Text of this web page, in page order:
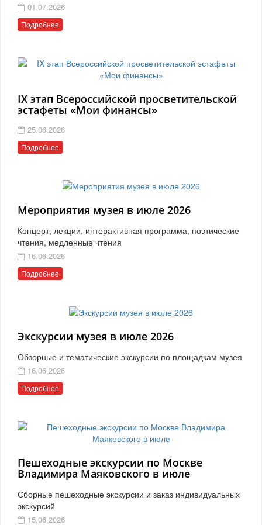
01.07.2026
Подробнее
IX этап Всероссийской просветительской
эстафеты «Мои финансы»
25.06.2026
Подробнее
Мероприятия музея в июле 2026
Концерт, лекции, интерактивная программа, поэтические
чтения, медленные чтения
16.06.2026
Подробнее
Экскурсии музея в июле 2026
Обзорные и тематические экскурсии по площадкам музея
16.06.2026
Подробнее
Пешеходные экскурсии по Москве
Владимира Маяковского в июле
Сборные пешеходные экскурсии и заказ индивидуальных
экскурсий
15.06.2026